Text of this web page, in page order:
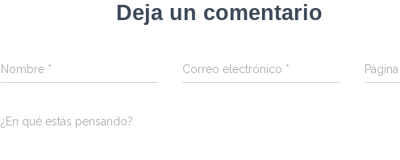
Deja un comentario
Nombre * Correo electrónico *
¿En qué estás pensando?